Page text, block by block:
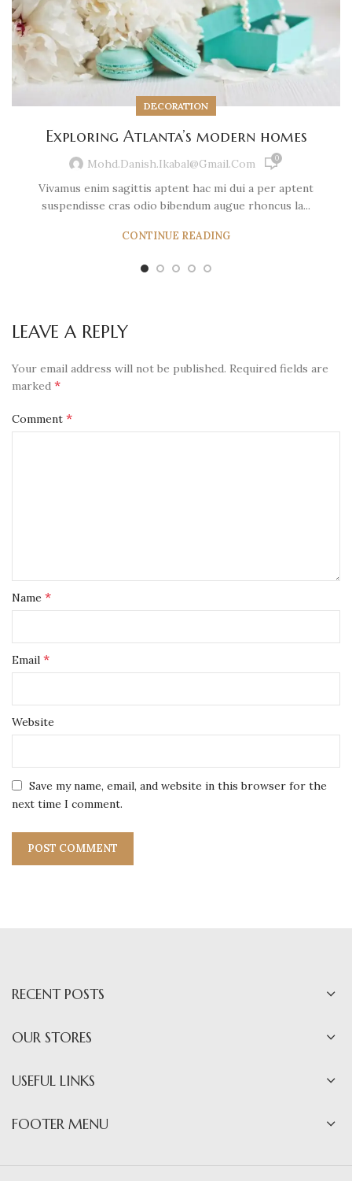
DECORATION
Exploring Atlanta’s modern homes
Mohd.danish.ikabal@gmail.com 0
Vivamus enim sagittis aptent hac mi dui a per aptent
suspendisse cras odio bibendum augue rhoncus la...
CONTINUE READING
LEAVE A REPLY
Your email address will not be published. Required fields are
marked *
Comment *
Name *
Email *
Website
Save my name, email, and website in this browser for the
next time I comment.
RECENT POSTS
OUR STORES
USEFUL LINKS
FOOTER MENU